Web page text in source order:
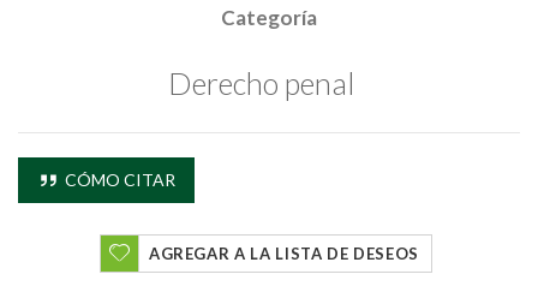
Categoría
Derecho penal
CÓMO CITAR
AGREGAR A LA LISTA DE DESEOS